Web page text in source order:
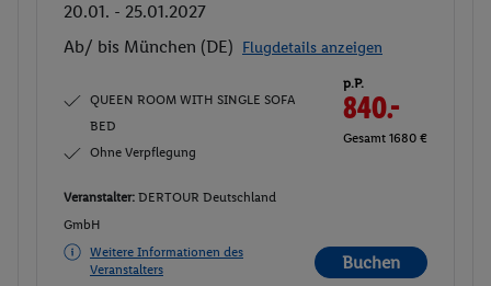
20.01. - 25.01.2027
Ab/ bis München (DE) Flugdetails anzeigen
QUEEN ROOM WITH SINGLE SOFA
BED
Ohne Verpflegung
p.P.
840.-
Gesamt 1680 €
Veranstalter: DERTOUR Deutschland
GmbH
Weitere Informationen des
Veranstalters
Buchen